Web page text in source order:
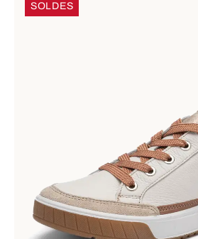
SOLDES